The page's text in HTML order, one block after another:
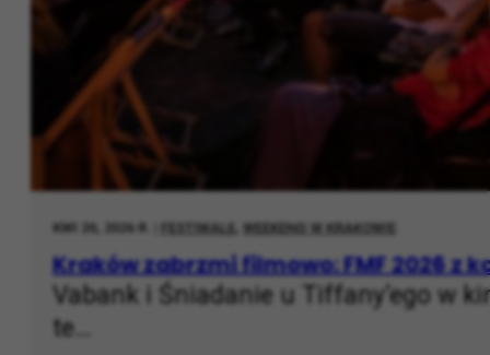
KWI 20, 2026 R. | FESTIWALE WEEKEND W KRAKOWIE
Kraków zabrzmi filmowo: FMF 2026
Vabank i Śniadanie u Tiffany’ego w
te…